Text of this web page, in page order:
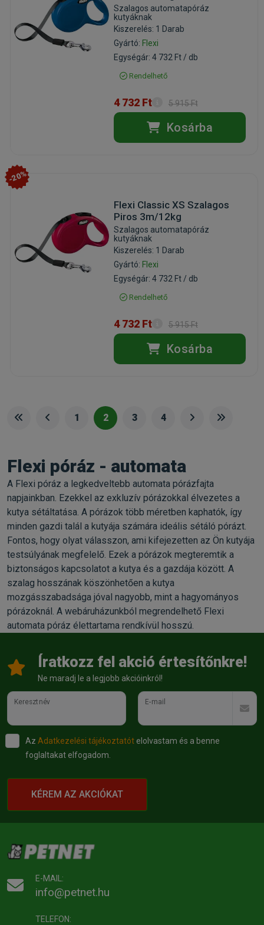
Szalagos automatapóráz
kutyáknak
Kiszerelés: 1 Darab
Gyártó: Flexi
Egységár: 4 732 Ft / db
Rendelhető
4 732 Ft 5 915 Ft
Kosárba
-20%
Flexi Classic XS Szalagos
Piros 3m/12kg
Szalagos automatapóráz
kutyáknak
Kiszerelés: 1 Darab
Gyártó: Flexi
Egységár: 4 732 Ft / db
Rendelhető
4 732 Ft 5 915 Ft
Kosárba
1 2 3 4
Flexi póráz - automata
A Flexi póráz a legkedveltebb automata pórázfajta
napjainkban. Ezekkel az exkluzív pórázokkal élvezetes a
kutya sétáltatása. A pórázok több méretben kaphatók, így
minden gazdi talál a kutyája számára ideális sétáló pórázt.
Fontos, hogy olyat válasszon, ami kifejezetten az Ön kutyája
testsúlyának megfelelő. Ezek a pórázok megteremtik a
biztonságos kapcsolatot a kutya és a gazdája között. A
szalag hosszának köszönhetően a kutya
mozgásszabadsága jóval nagyobb, mint a hagyományos
pórázoknál. A webáruházunkból megrendelhető Flexi
automata póráz élettartama rendkívül hosszú.
Íratkozz fel akció értesítőnkre!
Ne maradj le a legjobb akcióinkról!
Keresztnév E-mail
Az Adatkezelési tájékoztatót elolvastam és a benne
foglaltakat elfogadom.
KÉREM AZ AKCIÓKAT
E-MAIL:
info@petnet.hu
TELEFON: